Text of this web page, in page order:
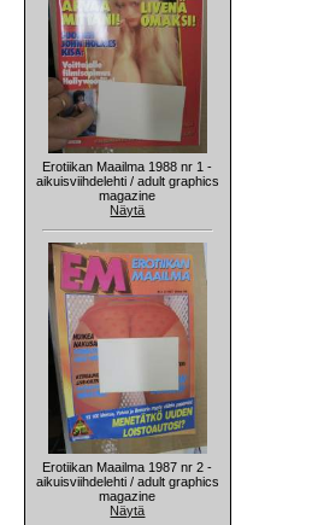
Erotiikan Maailma 1988 nr 1 -
aikuisviihdelehti / adult graphics
magazine
Näytä
Erotiikan Maailma 1987 nr 2 -
aikuisviihdelehti / adult graphics
magazine
Näytä